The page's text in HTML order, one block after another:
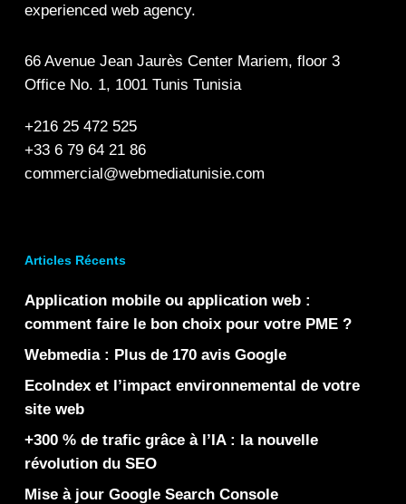
experienced web agency.
66 Avenue Jean Jaurès Center Mariem, floor 3
Office No. 1, 1001 Tunis Tunisia
+216 25 472 525
+33 6 79 64 21 86
commercial@webmediatunisie.com
Articles Récents
Application mobile ou application web :
comment faire le bon choix pour votre PME ?
Webmedia : Plus de 170 avis Google
EcoIndex et l’impact environnemental de votre
site web
+300 % de trafic grâce à l’IA : la nouvelle
révolution du SEO
Mise à jour Google Search Console